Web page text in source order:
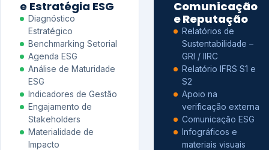
e Estratégia ESG
Diagnóstico
Estratégico
Benchmarking Setorial
Agenda ESG
Análise de Maturidade
ESG
Indicadores de Gestão
Engajamento de
Stakeholders
Materialidade de
Impacto
Comunicação
e Reputação
Relatórios de
Sustentabilidade –
GRI / IIRC
Relatório IFRS S1 e
S2
Apoio na
verificação externa
Comunicação ESG
Infográficos e
materiais visuais